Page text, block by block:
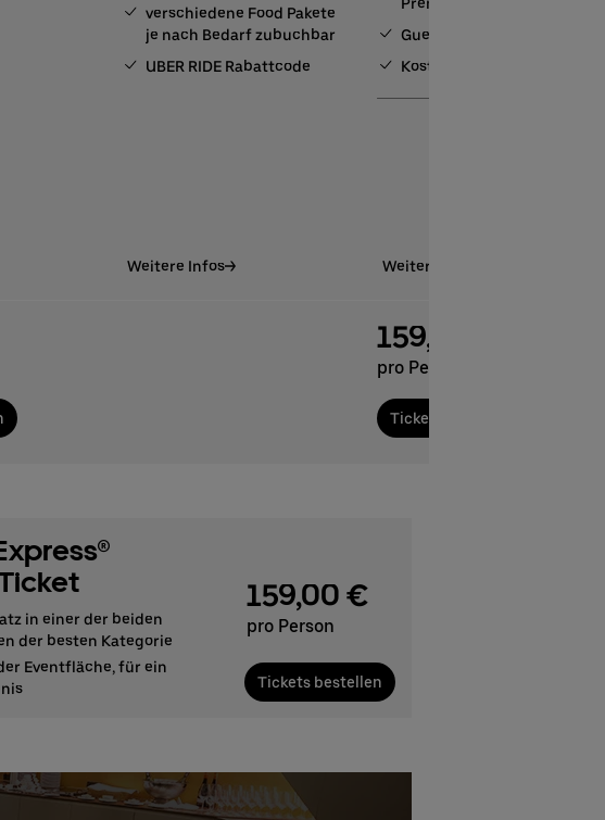
verschiedene Food Pakete
je nach Bedarf zubuchbar
UBER RIDE Rabattcode
Weitere Infos
Guest Service
Kostenfreie Garderobe
Weitere Infos
159,00 €
pro Person
Tickets bestellen
in einer der beiden
der besten Kategorie
Eventfläche, für ein
159,00 €
pro Person
Tickets bestellen